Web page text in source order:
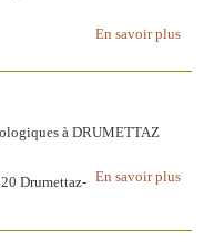
En savoir plus
à DRUMETTAZ
En savoir plus
Drumettaz-